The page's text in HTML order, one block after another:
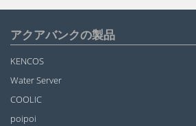
アクアバンクの製品
KENCOS
Water Server
COOLIC
poipoi